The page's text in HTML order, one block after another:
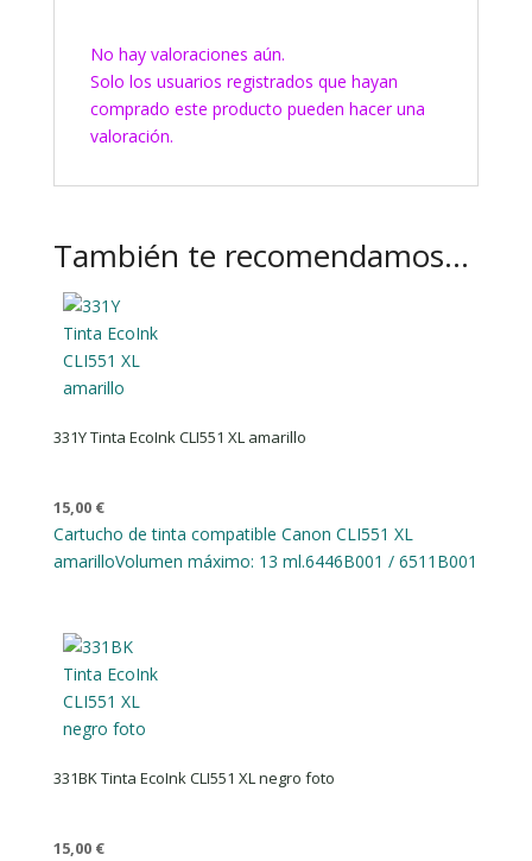
No hay valoraciones aún.
Solo los usuarios registrados que hayan
comprado este producto pueden hacer una
valoración.
También te recomendamos…
331Y Tinta EcoInk CLI551 XL amarillo
15,00 €
Cartucho de tinta compatible Canon CLI551 XL
amarilloVolumen máximo: 13 ml.6446B001 / 6511B001
331BK Tinta EcoInk CLI551 XL negro foto
15,00 €